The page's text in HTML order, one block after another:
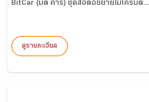
BitCar (บิต คาร์) ชุดสื่อต่อขยายไมโครบิต...
ดูรายละเอียด